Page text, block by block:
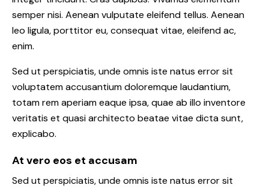
semper nisi. Aenean vulputate eleifend tellus. Aenean
leo ligula, porttitor eu, consequat vitae, eleifend ac,
enim.
Sed ut perspiciatis, unde omnis iste natus error sit
voluptatem accusantium doloremque laudantium,
totam rem aperiam eaque ipsa, quae ab illo inventore
veritatis et quasi architecto beatae vitae dicta sunt,
explicabo.
At vero eos et accusam
Sed ut perspiciatis, unde omnis iste natus error sit